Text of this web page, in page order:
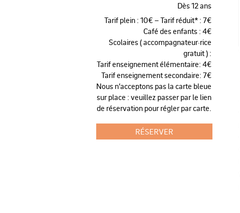
Dès 12 ans
Tarif plein : 10€ – Tarif réduit* : 7€
Café des enfants : 4€
Scolaires ( accompagnateur·rice
gratuit ) :
Tarif enseignement élémentaire: 4€
Tarif enseignement secondaire: 7€
Nous n’acceptons pas la carte bleue
sur place : veuillez passer par le lien
de réservation pour régler par carte.
RÉSERVER